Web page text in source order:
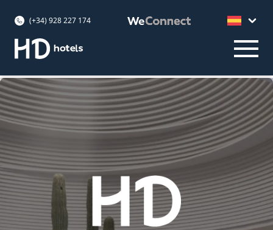
(+34) 928 227 174